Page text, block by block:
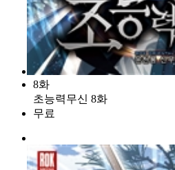
8화
초능력무신 8화
무료